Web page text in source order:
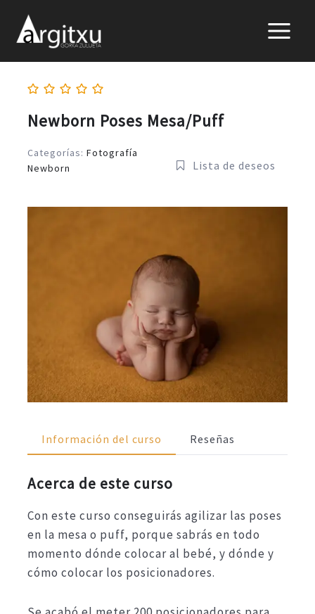
contenido
Newborn Poses Mesa/Puff
Categorías: Fotografía
Newborn
Lista de deseos
Información del curso Reseñas
Acerca de este curso
Con este curso conseguirás agilizar las poses
en la mesa o puff, porque sabrás en todo
momento dónde colocar al bebé, y dónde y
cómo colocar los posicionadores.